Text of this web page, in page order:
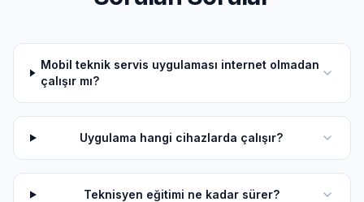
Mobil teknik servis uygulaması internet olmadan
çalışır mı?
Uygulama hangi cihazlarda çalışır?
Teknisyen eğitimi ne kadar sürer?